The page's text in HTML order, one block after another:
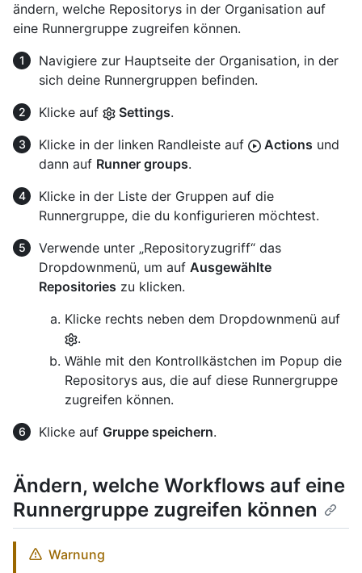
ändern, welche Repositorys in der Organisation auf
eine Runnergruppe zugreifen können.
Navigiere zur Hauptseite der Organisation, in der
sich deine Runnergruppen befinden.
Klicke auf
Settings.
Klicke in der linken Randleiste auf
Actions und
dann auf Runner groups.
Klicke in der Liste der Gruppen auf die
Runnergruppe, die du konfigurieren möchtest.
Verwende unter „Repositoryzugriff“ das
Dropdownmenü, um auf Ausgewählte
Repositories zu klicken.
Klicke rechts neben dem Dropdownmenü auf
.
Wähle mit den Kontrollkästchen im Popup die
Repositorys aus, die auf diese Runnergruppe
zugreifen können.
Klicke auf Gruppe speichern.
Ändern, welche Workflows auf eine
Runnergruppe zugreifen können
Warnung